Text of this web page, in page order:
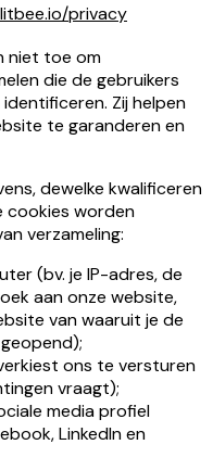
privacy
niet toe om
die de gebruikers
Zij helpen
te garanderen en
dewelke kwalificeren
cookies worden
verzameling:
(bv. je IP-adres, de
aan onze website,
van waaruit je de
ons te versturen
vraagt);
media profiel
LinkedIn en